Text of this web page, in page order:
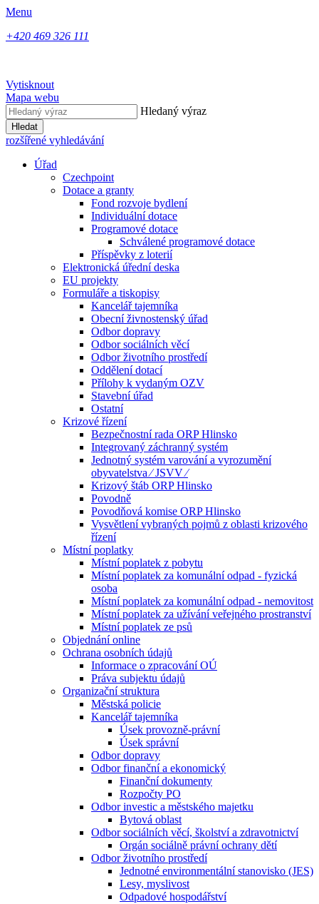
Menu
+420 469 326 111
Vytisknout
Mapa webu
Hledaný výraz
Hledat
rozšířené vyhledávání
Úřad
Czechpoint
Dotace a granty
Fond rozvoje bydlení
Individuální dotace
Programové dotace
Schválené programové dotace
Příspěvky z loterií
Elektronická úřední deska
EU projekty
Formuláře a tiskopisy
Kancelář tajemníka
Obecní živnostenský úřad
Odbor dopravy
Odbor sociálních věcí
Odbor životního prostředí
Oddělení dotací
Přílohy k vydaným OZV
Stavební úřad
Ostatní
Krizové řízení
Bezpečnostní rada ORP Hlinsko
Integrovaný záchranný systém
Jednotný systém varování a vyrozumění
obyvatelstva ⁄ JSVV ⁄
Krizový štáb ORP Hlinsko
Povodně
Povodňová komise ORP Hlinsko
Vysvětlení vybraných pojmů z oblasti krizového
řízení
Místní poplatky
Místní poplatek z pobytu
Místní poplatek za komunální odpad - fyzická
osoba
Místní poplatek za komunální odpad - nemovitost
Místní poplatek za užívání veřejného prostranství
Místní poplatek ze psů
Objednání online
Ochrana osobních údajů
Informace o zpracování OÚ
Práva subjektu údajů
Organizační struktura
Městská policie
Kancelář tajemníka
Úsek provozně-právní
Úsek správní
Odbor dopravy
Odbor finanční a ekonomický
Finanční dokumenty
Rozpočty PO
Odbor investic a městského majetku
Bytová oblast
Odbor sociálních věcí, školství a zdravotnictví
Orgán sociálně právní ochrany dětí
Odbor životního prostředí
Jednotné environmentální stanovisko (JES)
Lesy, myslivost
Odpadové hospodářství